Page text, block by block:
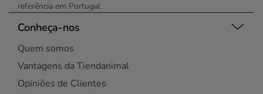
referência em Portugal.
Conheça-nos
Quem somos
Vantagens da Tiendanimal
Opiniões de Clientes